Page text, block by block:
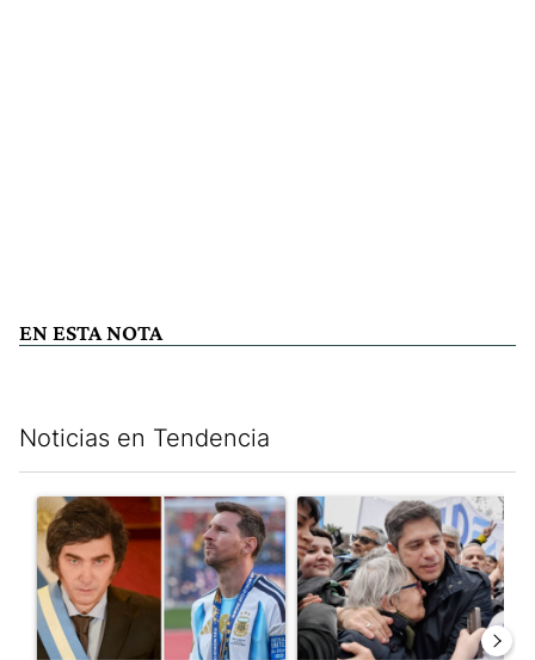
EN ESTA NOTA
Noticias en Tendencia
Un artículo de tendencia con el título "Milei despidió a Jorge
Un artículo de tendencia con